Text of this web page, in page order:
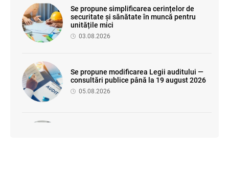
Se propune simplificarea cerințelor de
securitate și sănătate în muncă pentru
unitățile mici
03.08.2026
Se propune modificarea Legii auditului —
consultări publice până la 19 august 2026
05.08.2026